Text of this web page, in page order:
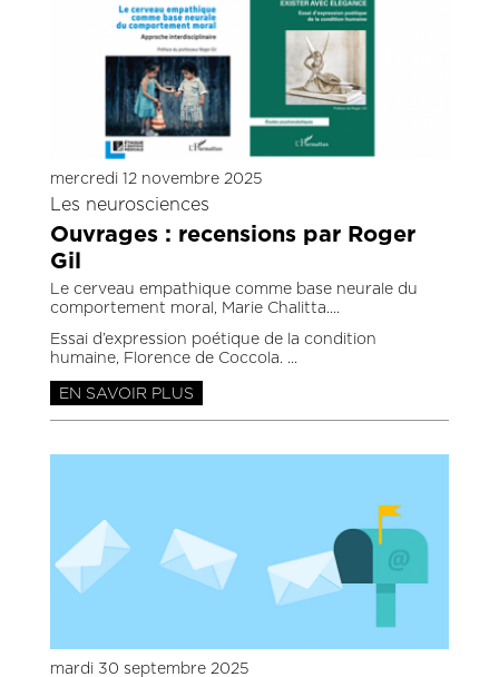
mercredi 12 novembre 2025
Les neurosciences
Ouvrages : recensions par Roger
Gil
Le cerveau empathique comme base neurale du
comportement moral, Marie Chalitta.
Essai d’expression poétique de la condition
humaine, Florence de Coccola.
EN SAVOIR PLUS
mardi 30 septembre 2025